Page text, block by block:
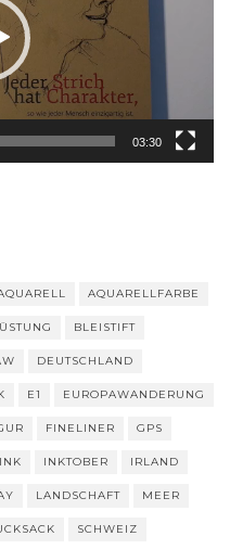
03:30
AQUARELLFARBE
BLEISTIFT
DEUTSCHLAND
E1 EUROPAWANDERUNG
FINELINER GPS
INK INKTOBER IRLAND
LANDSCHAFT MEER
SCHWEIZ